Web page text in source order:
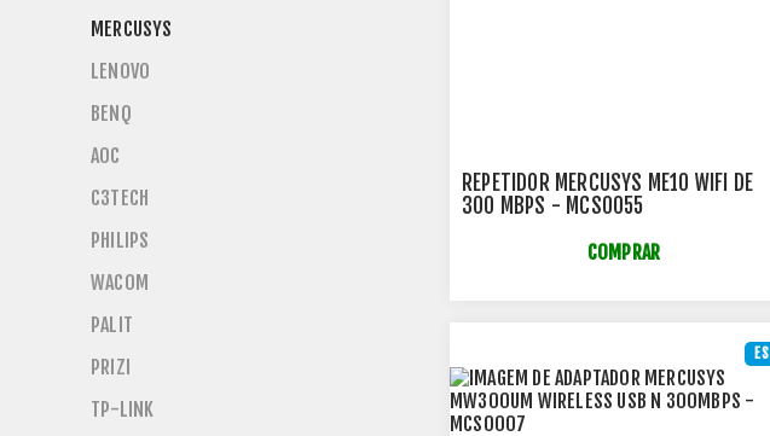
REPETIDOR MERCUSYS ME10 WIFI DE
300 MBPS - MCS0055
COMPRAR
ES
MERCUSYS
LENOVO
BENQ
AOC
C3TECH
PHILIPS
WACOM
PALIT
PRIZI
TP-LINK